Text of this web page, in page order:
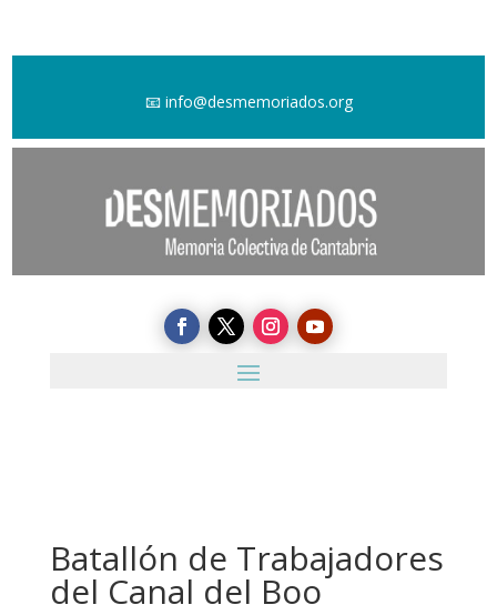
📧 info@desmemoriados.org
Batallón de Trabajadores
del Canal del Boo